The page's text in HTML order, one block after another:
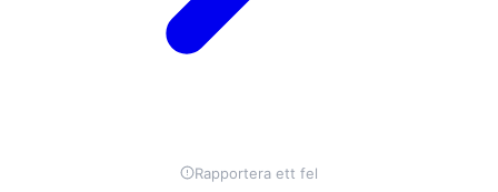
Rapportera ett fel